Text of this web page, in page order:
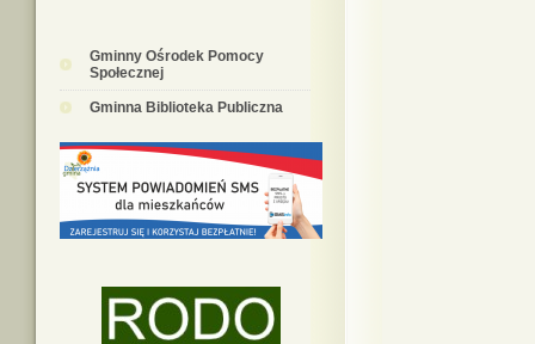
Gminny Ośrodek Pomocy
Społecznej
Gminna Biblioteka Publiczna